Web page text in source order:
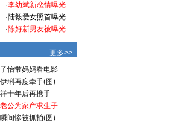
·李幼斌新恋情曝光
·陆毅爱女照首曝光
·陈好新男友被曝光
更多>>
怡带妈妈看电影
琍再度牵手(图)
十年后再携手
公为家产求生子
间惨被抓拍(图)